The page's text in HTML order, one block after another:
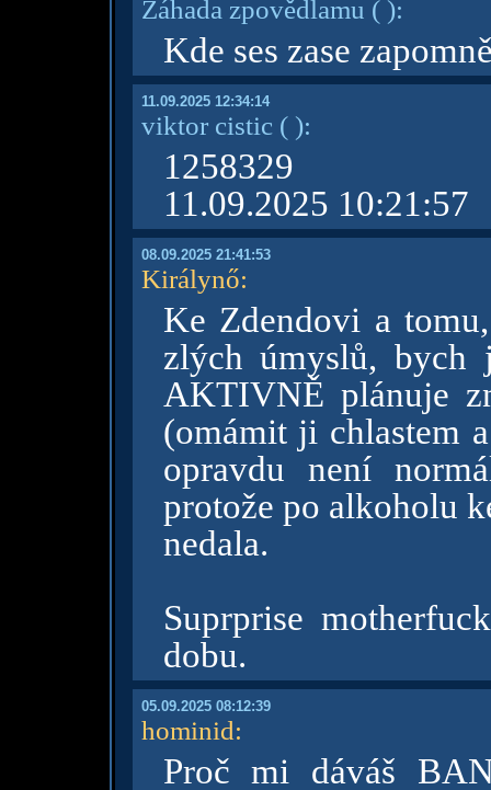
Záhada zpovědlamu ( ):
Kde ses zase
11.09.2025 12:34:14
viktor cistic( ):
1258329
11.09.2025 10:21:57
08.09.2025 21:41:53
Királynő:
Ke Zdendovi a
zlých úmyslů, bych
AKTIVNĚ plánuje
(omámit ji chlastem
opravdu není
protože po alkoholu
nedala.
Suprprise
dobu.
05.09.2025 08:12:39
hominid:
Proč mi dáváš